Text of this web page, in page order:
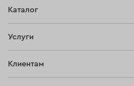
Тарифы
Купить
Прочие услуги
Каталог
Серьги
Услуги
Клиентам